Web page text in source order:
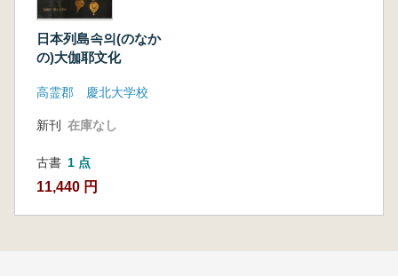
日本列島속의(のなか
の)大伽耶文化
高霊郡 慶北大学校
新刊 在庫なし
古書 1 点
11,440 円